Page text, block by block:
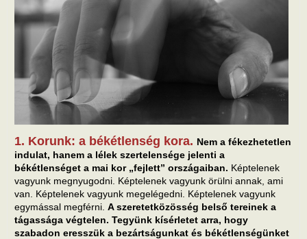
1. Korunk: a békétlenség kora. Nem a fékezhetetlen
indulat, hanem a lélek szertelensége jelenti a
békétlenséget a mai kor „fejlett” országaiban. Képtelenek
vagyunk megnyugodni. Képtelenek vagyunk örülni annak, ami
van. Képtelenek vagyunk megelégedni. Képtelenek vagyunk
egymással megférni. A szeretetközösség belső tereinek a
tágassága végtelen. Tegyünk kísérletet arra, hogy
szabadon eresszük a bezártságunkat és békétlenségünket